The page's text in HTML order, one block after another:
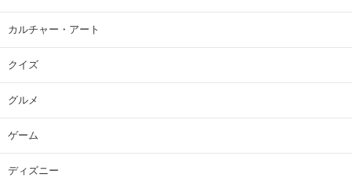
カルチャー・アート
クイズ
グルメ
ゲーム
ディズニー